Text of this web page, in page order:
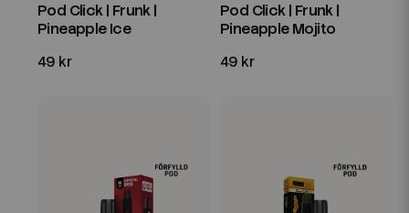
Pod Click | Frunk |
Pineapple Ice
49 kr
Pod Click | Frunk |
Pineapple Mojito
49 kr